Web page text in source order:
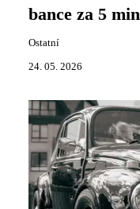
bance za 5
Ostatní
24. 05. 2026